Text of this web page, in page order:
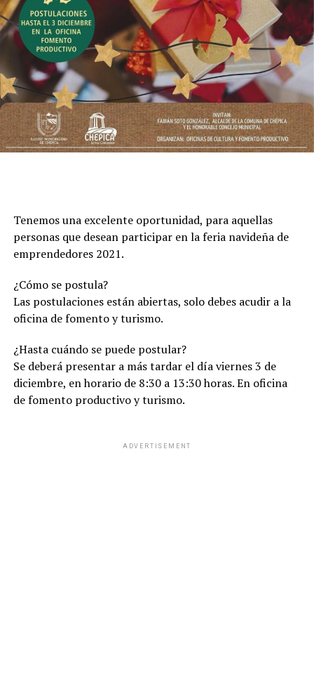
Tenemos una excelente oportunidad, para aquellas
personas que desean participar en la feria navideña de
emprendedores 2021.
¿Cómo se postula?
Las postulaciones están abiertas, solo debes acudir a la
oficina de fomento y turismo.
¿Hasta cuándo se puede postular?
Se deberá presentar a más tardar el día viernes 3 de
diciembre, en horario de 8:30 a 13:30 horas. En oficina
de fomento productivo y turismo.
ADVERTISEMENT